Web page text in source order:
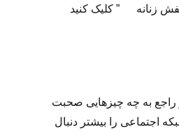
زنانه ” کلیک کنید
راجع به چه چیزهایی صحبت
اجتماعی را بیشتر دنبال